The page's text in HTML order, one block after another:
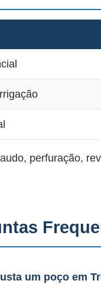
laudo, perfuração,
um poço em